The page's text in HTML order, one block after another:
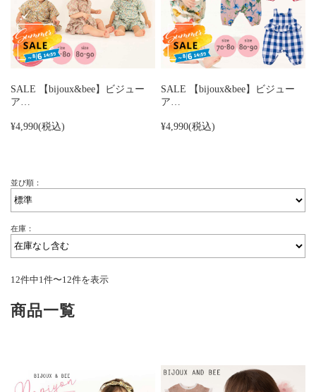
SALE 【bijoux&bee】ビジュー
ア…
¥4,990(税込)
SALE 【bijoux&bee】ビジュー
ア…
¥4,990(税込)
並び順：
在庫：
12件中1件〜12件を表示
商品一覧